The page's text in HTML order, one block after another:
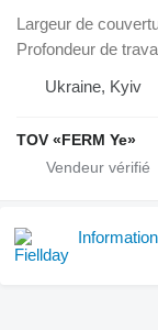
Largeur de
Profondeur de
Ukraine, Kyiv
TOV «FERM Ye»